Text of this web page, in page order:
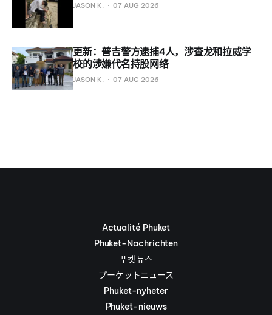
JASON K. 07 AUG 2026
更新：普吉警方逮捕4人，涉查龙和拉威学
校的涉嫌代名持股网络
JASON K. 07 AUG 2026
Actualité Phuket
Phuket-Nachrichten
푸켓 뉴스
プーケットニュース
Phuket-nyheter
Phuket-nieuws